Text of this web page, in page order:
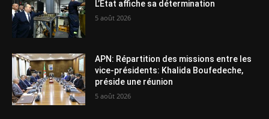
L’Etat affiche sa détermination
5 août 2026
APN: Répartition des missions entre les
vice-présidents: Khalida Boufedeche,
préside une réunion
5 août 2026